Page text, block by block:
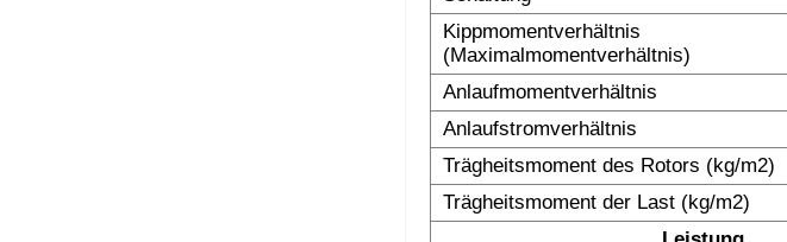
Kippmomentverhältnis
(Maximalmomentverhältnis)
Anlaufmomentverhältnis
Anlaufstromverhältnis
Trägheitsmoment des Rotors (kg/m2)
Trägheitsmoment der Last (kg/m2)